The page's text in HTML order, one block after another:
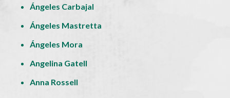
Ángeles Carbajal
Ángeles Mastretta
Ángeles Mora
Angelina Gatell
Anna Rossell